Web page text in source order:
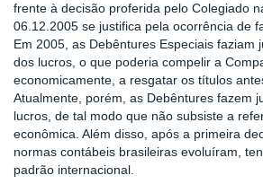
frente à decisão proferida pelo Colegiado
06.12.2005 se justifica pela ocorrência de
Em 2005, as Debêntures Especiais faziam
dos lucros, o que poderia compelir a
economicamente, a resgatar os títulos
Atualmente, porém, as Debêntures fazem
lucros, de tal modo que não subsiste a
econômica. Além disso, após a primeira
normas contábeis brasileiras evoluíram,
padrão internacional.